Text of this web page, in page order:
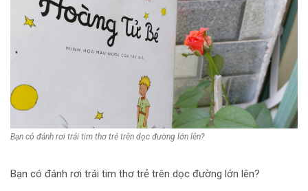
Cổ mỹ từ
Học từ dân gian
Người Việt với tiếng Việt
Học Viết Chữ
Thư Viện Chữ
Bạn có đánh rơi trái tim thơ trẻ trên dọc đường lớn lên?
Bạn có đánh rơi trái tim thơ trẻ trên dọc đường lớn lên?